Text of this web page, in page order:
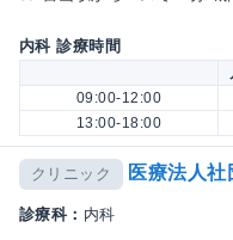
内科 診療時間
09:00-12:00
13:00-18:00
クリニック 医療法人
診療科： 内科